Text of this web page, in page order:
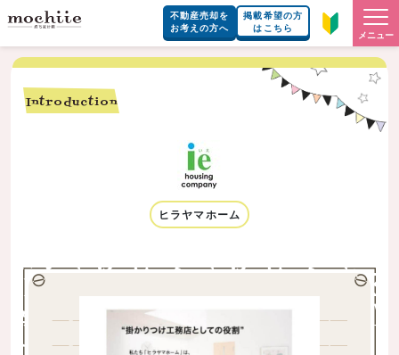
不動産売却を
お考えの方へ
掲載希望の方
はこちら
メニュー
Introduction
ヒラヤマホーム